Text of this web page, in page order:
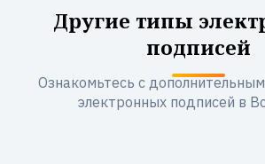
Другие типы
подписей
Ознакомьтесь с
электронных подписей в